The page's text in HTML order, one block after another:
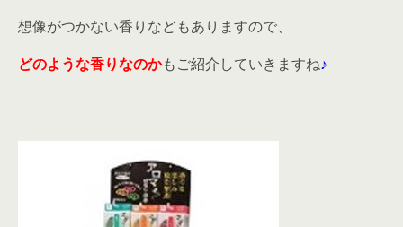
想像がつかない香りなどもありますので、
どのような香りなのかもご紹介していきますね♪